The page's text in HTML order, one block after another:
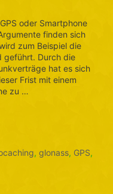
oder Smartphone
finden sich
zum Beispiel die
geführt. Durch die
hat es sich
Frist mit einem
zu …
,glonass, GPS,